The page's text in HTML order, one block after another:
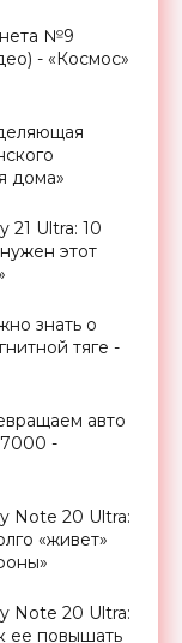
№9
- «Космос»
дома»
21 Ultra: 10
этот
знать о
тяге -
авто
-
Note 20 Ultra:
«живет»
Note 20 Ultra:
ее повышать